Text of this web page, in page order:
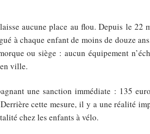
aucune place au flou. Depuis le 22
à chaque enfant de moins de douze
ou siège : aucun équipement
ville.
une sanction immédiate : 135
cette mesure, il y a une réalité
chez les enfants à vélo.